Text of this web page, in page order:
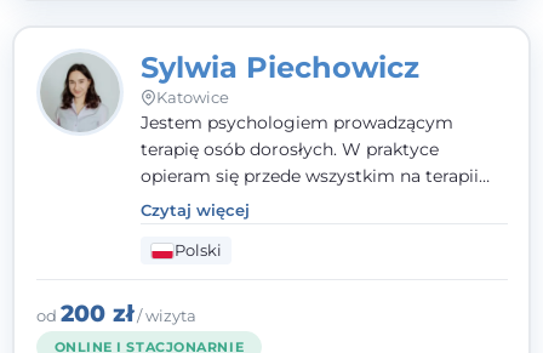
Sylwia Piechowicz
Katowice
Jestem psychologiem prowadzącym
terapię osób dorosłych. W praktyce
opieram się przede wszystkim na terapii
poznawczo-behawioralnej (CBT), a także na
podejściu skoncentrowanym na
rozwiązaniach (TSR) oraz Racjonalnej
Terapii Zachowania (RTZ). Dużą wagę
przykładam do relacji opartej na empatii,
poczuciu bezpieczeństwa i wzajemnym
Czytaj więcej
Polski
od 200 zł/ wizyta
ONLINE I STACJONARNIE